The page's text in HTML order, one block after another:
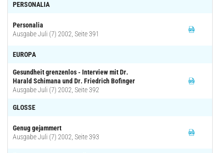
PERSONALIA
Personalia
Ausgabe Juli (7) 2002, Seite 391
EUROPA
Gesundheit grenzenlos - Interview mit Dr.
Harald Schimana und Dr. Friedrich Bofinger
Ausgabe Juli (7) 2002, Seite 392
GLOSSE
Genug gejammert
Ausgabe Juli (7) 2002, Seite 393